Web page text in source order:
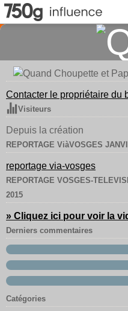
Contacter le propriétaire du
Visiteurs
Depuis la création
REPORTAGE ViàVOSGES
reportage via-vosges
REPORTAGE VOSGES-
2015
» Cliquez ici pour voir la
Derniers commentaires
Catégories